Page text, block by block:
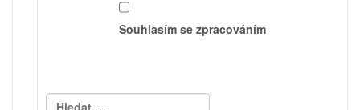
Souhlasím se zpracováním
Vyhledávání